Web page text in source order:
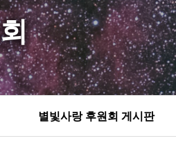
별빛사랑 후원회 게시판